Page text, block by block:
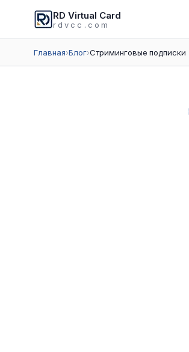
RD Virtual Card
rdvcc.com
Главная›Блог›Стриминговые подписки